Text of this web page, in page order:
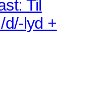
Til
lyd +